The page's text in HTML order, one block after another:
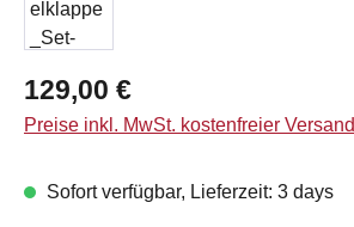
Regulärer Preis:
129,00 €
Preise inkl. MwSt. kostenfreier Versand
Sofort verfügbar, Lieferzeit: 3 days